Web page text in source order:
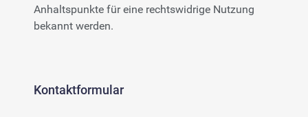
Anhaltspunkte für eine rechtswidrige Nutzung
bekannt werden.
Kontaktformular